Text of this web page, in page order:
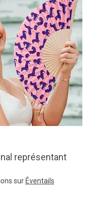
représentant
sur Éventails